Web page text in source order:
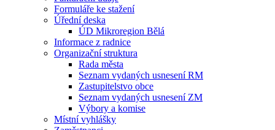
Formuláře ke stažení
Úřední deska
ÚD Mikroregion Bělá
Informace z radnice
Organizační struktura
Rada města
Seznam vydaných usnesení RM
Zastupitelstvo obce
Seznam vydaných usnesení ZM
Výbory a komise
Místní vyhlášky